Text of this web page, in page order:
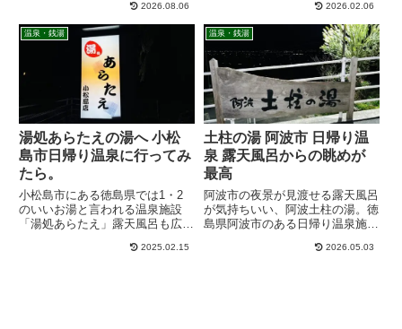
天風呂、サウナ、岩盤浴、食事処
の魅力をはじめ、料金・営業時
間・混雑状況・アクセス・口コミ
まで詳しく紹介します。徳島観光
やドライブ帰りにもおすすめのス
ーパー銭湯です。
2026.08.06 2026.02.06
温泉・銭湯
湯処あらたえの湯へ 小松
島市日帰り温泉に行ってみ
たら。
小松島市にある徳島県では1・2
のいいお湯と言われる温泉施設
「湯処あらたえ」露天風呂も広々
2025.02.15
温泉・銭湯
土柱の湯 阿波市 日帰り温
泉 露天風呂からの眺めが
最高
阿波市の夜景が見渡せる露天風呂
が気持ちいい、阿波土柱の湯。徳
島県阿波市のある日帰り温泉施設
でJAF割も使えて、アメニティの
2026.05.03